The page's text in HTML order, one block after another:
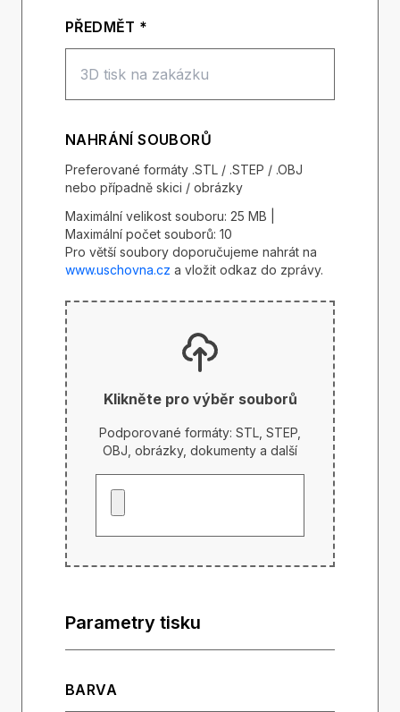
PŘEDMĚT *
NAHRÁNÍ SOUBORŮ
Preferované formáty .STL / .STEP / .OBJ
nebo případně skici / obrázky
Maximální velikost souboru: 25 MB |
Maximální počet souborů: 10
Pro větší soubory doporučujeme nahrát na
www.uschovna.cz a vložit odkaz do zprávy.
Klikněte pro výběr souborů
Podporované formáty: STL, STEP,
OBJ, obrázky, dokumenty a další
Parametry tisku
BARVA